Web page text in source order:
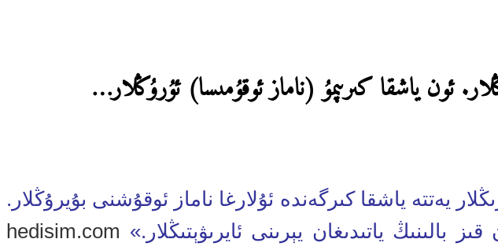
ئون ياشقا كىرىپمۇ (ناماز ئوقۇمىسا) ئۇرۇڭلار…
يەتتە ياشقا كىرگەندە ئۇلارغا ناماز ئوقۇشنى بۇيرۇڭلار.
بالىنىڭ ياتىدىغان يېرىنى ئايرىۋېتىڭلار.» hedisim.com